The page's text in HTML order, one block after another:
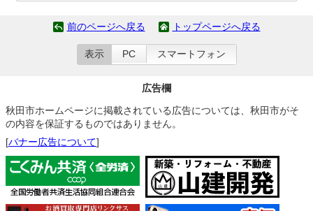
前のページへ戻る トップページへ戻る
表示 PC スマートフォン
広告欄
秋田市ホームページに掲載されている広告については、秋田市がそ
の内容を保証するものではありません。
[バナー広告について]